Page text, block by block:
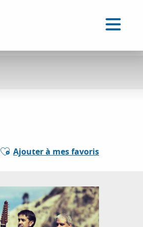
Ajouter aux favoris
Ajouter à mes favoris